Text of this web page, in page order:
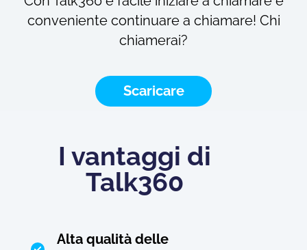
conveniente continuare a chiamare! Chi
chiamerai?
Scaricare
I vantaggi di
Talk360
Alta qualità delle